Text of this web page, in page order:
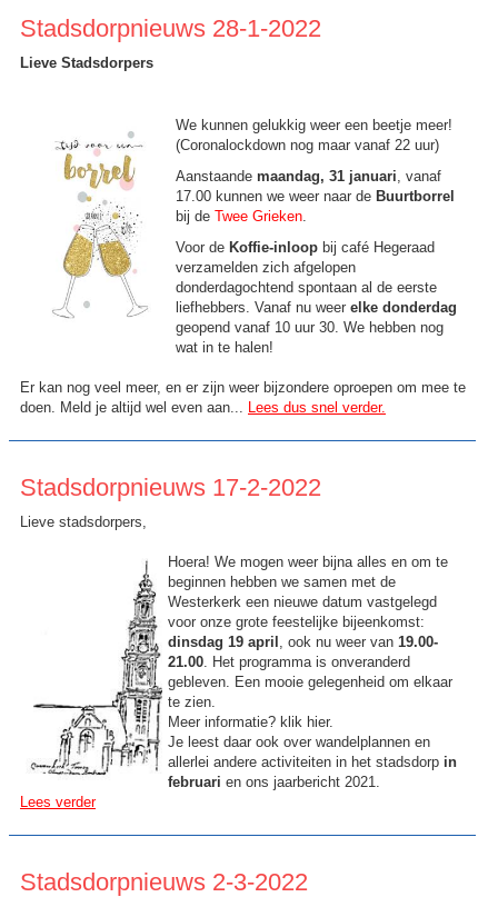
Stadsdorpnieuws 28-1-2022
Lieve Stadsdorpers
We kunnen gelukkig weer een beetje meer!
(Coronalockdown nog maar vanaf 22 uur)
Aanstaande maandag, 31 januari , vanaf
17.00 kunnen we weer naar de Buurtborrel
bij de Twee Grieken
Voor de Koffie-inloop bij café Hegeraad
verzamelden zich afgelopen
donderdagochtend spontaan al de eerste
liefhebbers. Vanaf nu weer elke donderdag
geopend vanaf 10 uur 30. We hebben nog
wat in te halen!
Er kan nog veel meer, en er zijn weer bijzondere oproepen om mee te
doen. Meld je altijd wel even aan... Lees dus snel verder.
Stadsdorpnieuws 17-2-2022
Lieve stadsdorpers,
Hoera! We mogen weer bijna alles en om te
beginnen hebben we samen met de
Westerkerk een nieuwe datum vastgelegd
voor onze grote feestelijke bijeenkomst:
dinsdag 19 april , ook nu weer van 19.00-
21.00 . Het programma is onveranderd
gebleven. Een mooie gelegenheid om elkaar
te zien.
Meer informatie? klik hier.
Je leest daar ook over wandelplannen en
allerlei andere activiteiten in het stadsdorp in
februari en ons jaarbericht 2021.
Lees verder
Stadsdorpnieuws 2-3-2022